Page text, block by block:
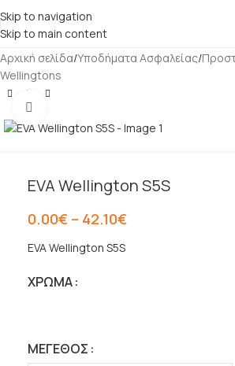
Skip to navigation
Skip to main content
Αρχική σελίδα/Υποδήματα Ασφαλείας/
Wellingtons
EVA Wellington S5S
0.00€ – 42.10€
EVA Wellington S5S
ΧΡΏΜΑ
ΜΈΓΕΘΟΣ